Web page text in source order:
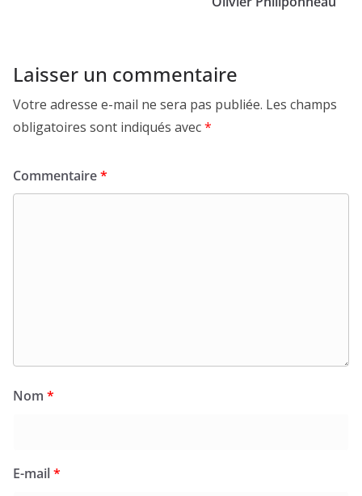
Laisser un commentaire
Votre adresse e-mail ne sera pas publiée. Les champs
obligatoires sont indiqués avec*
Commentaire*
Nom *
E-mail*